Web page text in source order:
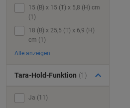
15 (B) x 15 (T) x 5,8 (H) cm
(1)
18 (B) x 25,5 (T) x 6,9 (H)
cm (1)
Alle anzeigen
Tara-Hold-Funktion (1)
Ja (11)